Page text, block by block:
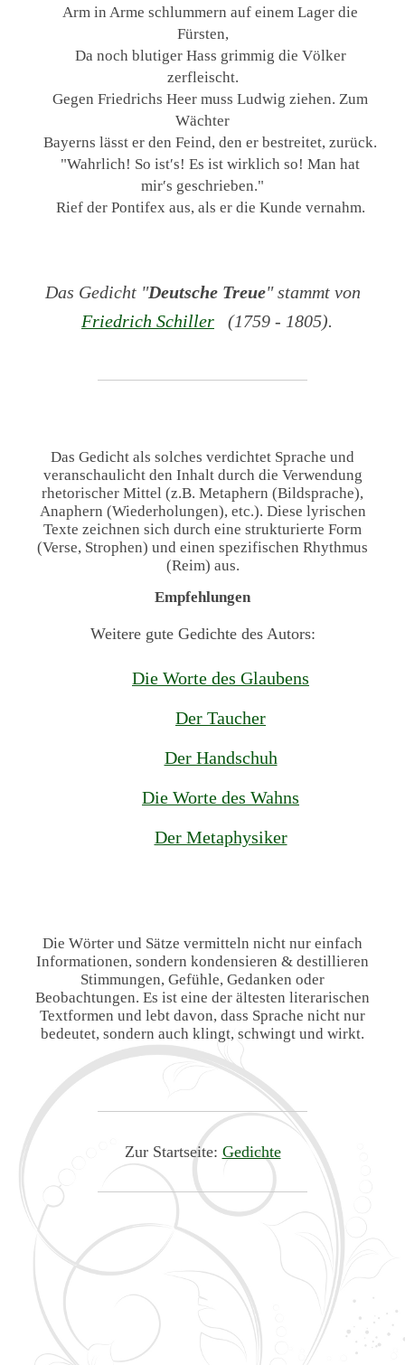
Arm in Arme schlummern auf einem Lager die
Fürsten,
Da noch blutiger Hass grimmig die Völker
zerfleischt.
Gegen Friedrichs Heer muss Ludwig ziehen. Zum
Wächter
Bayerns lässt er den Feind, den er bestreitet, zurück.
"Wahrlich! So ist′s! Es ist wirklich so! Man hat
mir′s geschrieben."
Rief der Pontifex aus, als er die Kunde vernahm.
Das Gedicht "Deutsche Treue" stammt von
Friedrich Schiller (1759 - 1805).
Das Gedicht als solches verdichtet Sprache und
veranschaulicht den Inhalt durch die Verwendung
rhetorischer Mittel (z.B. Metaphern (Bildsprache),
Anaphern (Wiederholungen), etc.). Diese lyrischen
Texte zeichnen sich durch eine strukturierte Form
(Verse, Strophen) und einen spezifischen Rhythmus
(Reim) aus.
Empfehlungen
Weitere gute Gedichte des Autors:
Die Worte des Glaubens
Der Taucher
Der Handschuh
Die Worte des Wahns
Der Metaphysiker
Die Wörter und Sätze vermitteln nicht nur einfach
Informationen, sondern kondensieren & destillieren
Stimmungen, Gefühle, Gedanken oder
Beobachtungen. Es ist eine der ältesten literarischen
Textformen und lebt davon, dass Sprache nicht nur
bedeutet, sondern auch klingt, schwingt und wirkt.
Zur Startseite: Gedichte